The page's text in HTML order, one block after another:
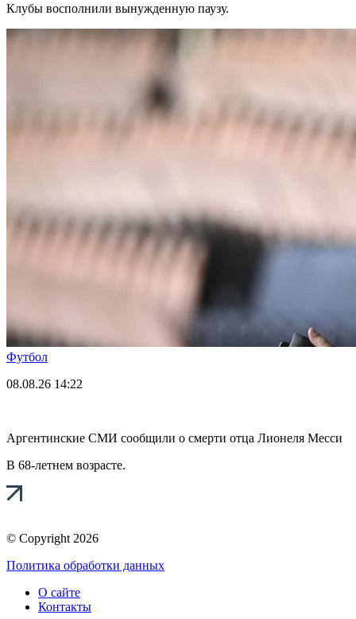
Клубы восполнили вынужденную паузу.
Футбол
08.08.26 14:22
Аргентинские СМИ сообщили о смерти отца Лионеля Месси
В 68-летнем возрасте.
© Copyright 2026
Политика обработки данных
О сайте
Контакты